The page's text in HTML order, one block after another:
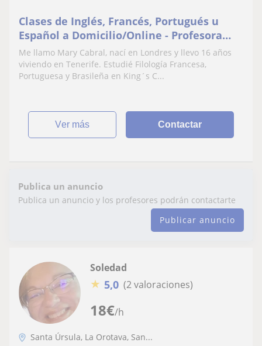
Clases de Inglés, Francés, Portugués u
Español a Domicilio/Online - Profesora
Nativa
Me llamo Mary Cabral, nací en Londres y llevo 16 años
viviendo en Tenerife. Estudié Filología Francesa,
Portuguesa y Brasileña en King´s C...
ver más Contactar
Publica un anuncio
Publica un anuncio y los profesores podrán contactarte
Publicar anuncio
18€/h
Soledad
★ 5,0 (2 valoraciones)
Santa Úrsula, La Orotava, San...